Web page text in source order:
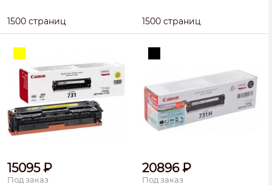
1500 страниц 1500 страниц
15095 ₽
Под заказ
20896 ₽
Под заказ